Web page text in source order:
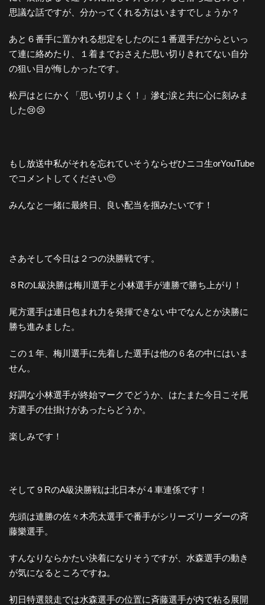
思議な話ですが、分かってくれる方はいますでしょうか？
あと６番手に置かれる想定をしたのに１番選手だからといっ
て連に絡めたり、１着までおさえた思い切りきれてない自分
の狙い目が悔しかったです。
松戸はとにかく「思い切りよく！」滲む涙と共に心に刻みま
した😢😢
もし放送中私がそれを忘れていそうならぜひニコ生orYouTube
でコメントしてください🥺
みんなと一緒に最終日、良い配当を掴みたいです！
さあそして今日は２つの決勝戦です。
８RのL級決勝は梅川選手と小林選手が連勝で勝ち上がり！
尾方選手は連日包まれ力を発揮できない中でなんとか決勝に
勝ち進みました。
この１年、梅川選手に先着した選手は他の６名の中にはいま
せん。
好調な小林選手が終始マークでどうか、はたまた今日こそ尾
方選手の仕掛けがあったらどうか。
楽しみです！
そして９RのA級決勝戦は北日本が４車連係です！
先頭は連勝の佐々木亮太選手で番手がシリーズリーダーの斉
藤樂選手。
すんなりならかたい決着になりそうですが、水森選手の動き
が気になるところですね。
初日特選競走では水森選手の位置に斉藤選手が内で粘る展開